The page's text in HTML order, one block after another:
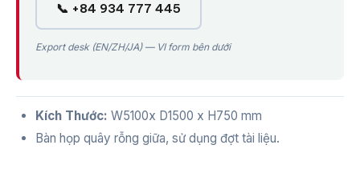
📞 +84 934 777 445
Export desk (EN/ZH/JA) — VI form bên dưới
Kích Thước: W5100x D1500 x H750 mm
Bàn họp quây rỗng giữa, sử dụng đợt tài liệu.